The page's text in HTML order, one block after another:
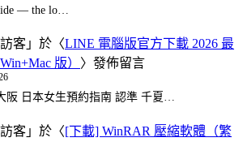
— the lo…
客 」於〈LINE 電腦版官方下載 2026 最
版） 〉發佈留言
阪 日本女生預約指南 認準 千夏…
客 」於〈[下載] WinRAR 壓縮軟體（繁